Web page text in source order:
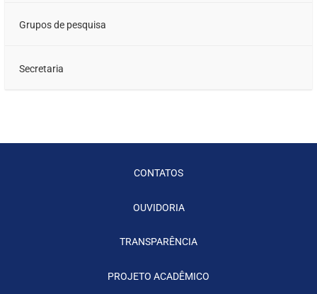
Grupos de pesquisa
Secretaria
CONTATOS
OUVIDORIA
TRANSPARÊNCIA
PROJETO ACADÊMICO